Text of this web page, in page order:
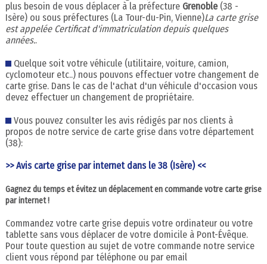
plus besoin de vous déplacer à la préfecture Grenoble(38 -
Isère) ou sous préfectures (La Tour-du-Pin, Vienne)La carte grise
est appelée Certificat d'immatriculation depuis quelques
années..
Quelque soit votre véhicule (utilitaire, voiture, camion,
cyclomoteur etc..) nous pouvons effectuer votre changement de
carte grise. Dans le cas de l'achat d'un véhicule d'occasion vous
devez effectuer un changement de propriétaire.
Vous pouvez consulter les avis rédigés par nos clients à
propos de notre service de carte grise dans votre département
(38):
>> Avis carte grise par internet dans le 38 (Isère) <<
Gagnez du temps et évitez un déplacement en commande votre carte grise
par internet !
Commandez votre carte grise depuis votre ordinateur ou votre
tablette sans vous déplacer de votre domicile à Pont-Évêque.
Pour toute question au sujet de votre commande notre service
client vous répond par téléphone ou par email